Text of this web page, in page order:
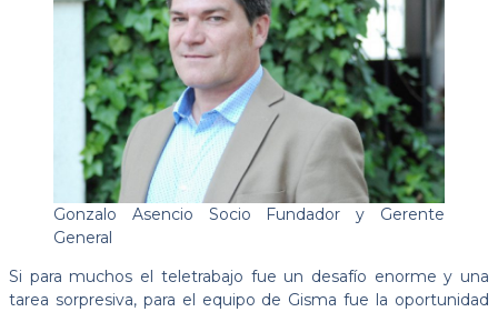
Gonzalo Asencio Socio Fundador y Gerente
General
Si para muchos el teletrabajo fue un desafío enorme y una
tarea sorpresiva, para el equipo de Gisma fue la oportunidad